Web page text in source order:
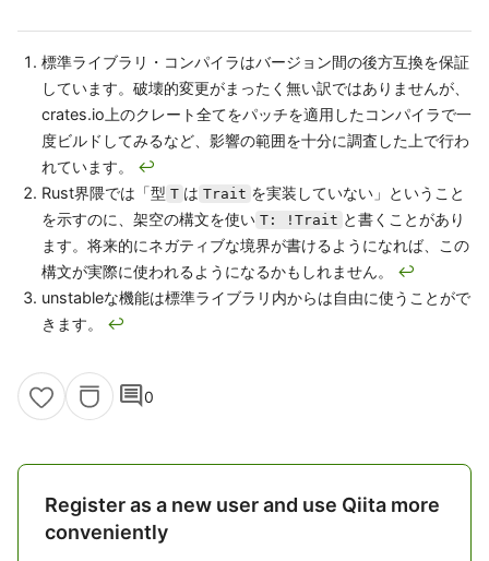
標準ライブラリ・コンパイラはバージョン間の後方互換を保証
しています。破壊的変更がまったく無い訳ではありませんが、
crates.io上のクレート全てをパッチを適用したコンパイラで一
度ビルドしてみるなど、影響の範囲を十分に調査した上で行わ
れています。 ↩
Rust界隈では「型 T は Trait を実装していない」ということ
を示すのに、架空の構文を使い T: !Trait と書くことがあり
ます。将来的にネガティブな境界が書けるようになれば、この
構文が実際に使われるようになるかもしれません。 ↩
unstableな機能は標準ライブラリ内からは自由に使うことがで
きます。 ↩
comment0
Register as a new user and use Qiita more
conveniently